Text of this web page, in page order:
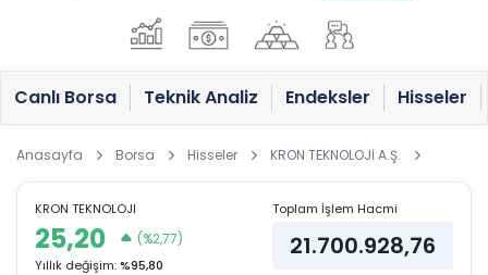
Canlı Borsa Teknik Analiz Endeksler Hisseler
Anasayfa Borsa Hisseler KRON TEKNOLOJİ A.Ş.
KRON TEKNOLOJI
25,20 (%2,77)
Yıllık değişim:%95,80
Toplam İşlem Hacmi
21.700.928,76